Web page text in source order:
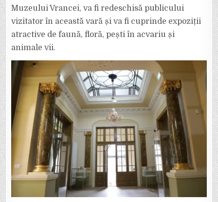
Muzeului Vrancei, va fi redeschisă publicului
vizitator în această vară și va fi cuprinde expoziții
atractive de faună, floră, pești în acvariu și
animale vii.